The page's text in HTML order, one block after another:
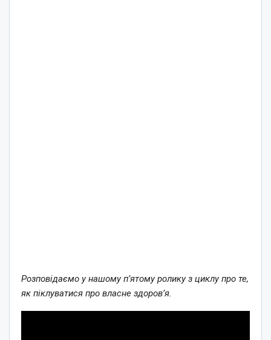
Розповідаємо у нашому п’ятому ролику з циклу про те,
як піклуватися про власне здоров’я.